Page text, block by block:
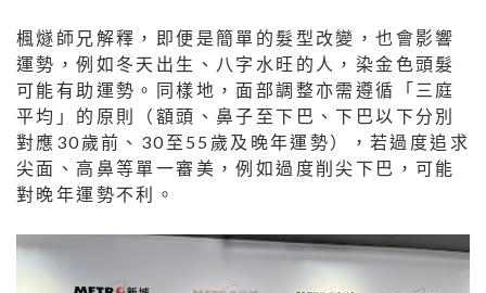
楓燧師兄解釋，即便是簡單的髮型改變，也會影響
運勢，例如冬天出生、八字水旺的人，染金色頭髮
可能有助運勢。同樣地，面部調整亦需遵循「三庭
平均」的原則（額頭、鼻子至下巴、下巴以下分別
對應30歲前、30至55歲及晚年運勢），若過度追求
尖面、高鼻等單一審美，例如過度削尖下巴，可能
對晚年運勢不利。